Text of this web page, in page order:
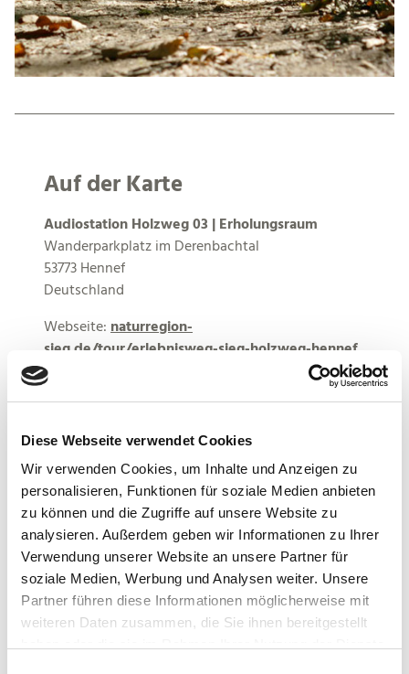
Diese Webseite verwendet Cookies
Wir verwenden Cookies, um Inhalte und Anzeigen zu
personalisieren, Funktionen für soziale Medien anbieten
zu können und die Zugriffe auf unsere Website zu
analysieren. Außerdem geben wir Informationen zu Ihrer
Verwendung unserer Website an unsere Partner für
soziale Medien, Werbung und Analysen weiter. Unsere
Partner führen diese Informationen möglicherweise mit
weiteren Daten zusammen, die Sie ihnen bereitgestellt
Auf der Karte
Audiostation Holzweg 03 | Erholungsraum
Wanderparkplatz im Derenbachtal
53773 Hennef
Deutschland
Webseite:naturregion-
sieg.de/tour/erlebnisweg-sieg-holzweg-hennef